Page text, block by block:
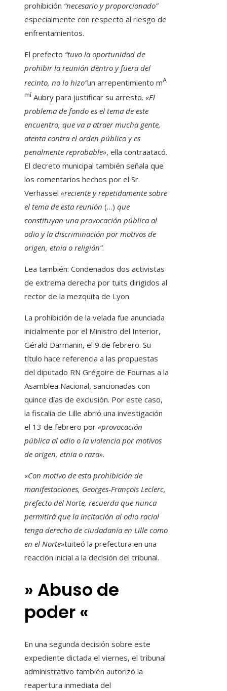
prohibición “necesario y proporcionado”
especialmente con respecto al riesgo de
enfrentamientos.
El prefecto “tuvo la oportunidad de
prohibir la reunión dentro y fuera del
recinto, no lo hizo”un arrepentimiento mA
mí Aubry para justificar su arresto. «El
problema de fondo es el tema de este
encuentro, que va a atraer mucha gente,
atenta contra el orden público y es
penalmente reprobable», ella contraatacó.
El decreto municipal también señala que
los comentarios hechos por el Sr.
Verhassel «reciente y repetidamente sobre
el tema de esta reunión (…) que
constituyan una provocación pública al
odio y la discriminación por motivos de
origen, etnia o religión”.
Lea también: Condenados dos activistas
de extrema derecha por tuits dirigidos al
rector de la mezquita de Lyon
La prohibición de la velada fue anunciada
inicialmente por el Ministro del Interior,
Gérald Darmanin, el 9 de febrero. Su
título hace referencia a las propuestas
del diputado RN Grégoire de Fournas a la
Asamblea Nacional, sancionadas con
quince días de exclusión. Por este caso,
la fiscalía de Lille abrió una investigación
el 13 de febrero por «provocación
pública al odio o la violencia por motivos
de origen, etnia o raza».
«Con motivo de esta prohibición de
manifestaciones, Georges-François Leclerc,
prefecto del Norte, recuerda que nunca
permitirá que la incitación al odio racial
tenga derecho de ciudadanía en Lille como
en el Norte»tuiteó la prefectura en una
reacción inicial a la decisión del tribunal.
» Abuso de
poder «
En una segunda decisión sobre este
expediente dictada el viernes, el tribunal
administrativo también autorizó la
reapertura inmediata del